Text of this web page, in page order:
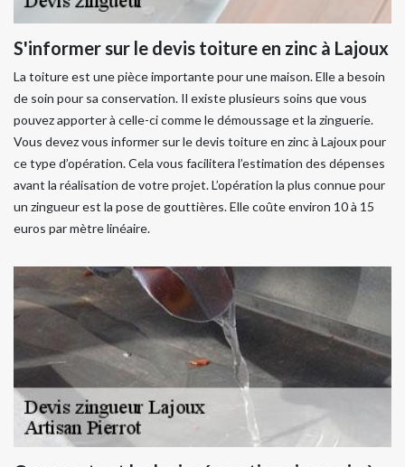
S'informer sur le devis toiture en zinc à Lajoux
La toiture est une pièce importante pour une maison. Elle a besoin
de soin pour sa conservation. Il existe plusieurs soins que vous
pouvez apporter à celle-ci comme le démoussage et la zinguerie.
Vous devez vous informer sur le devis toiture en zinc à Lajoux pour
ce type d’opération. Cela vous facilitera l’estimation des dépenses
avant la réalisation de votre projet. L’opération la plus connue pour
un zingueur est la pose de gouttières. Elle coûte environ 10 à 15
euros par mètre linéaire.